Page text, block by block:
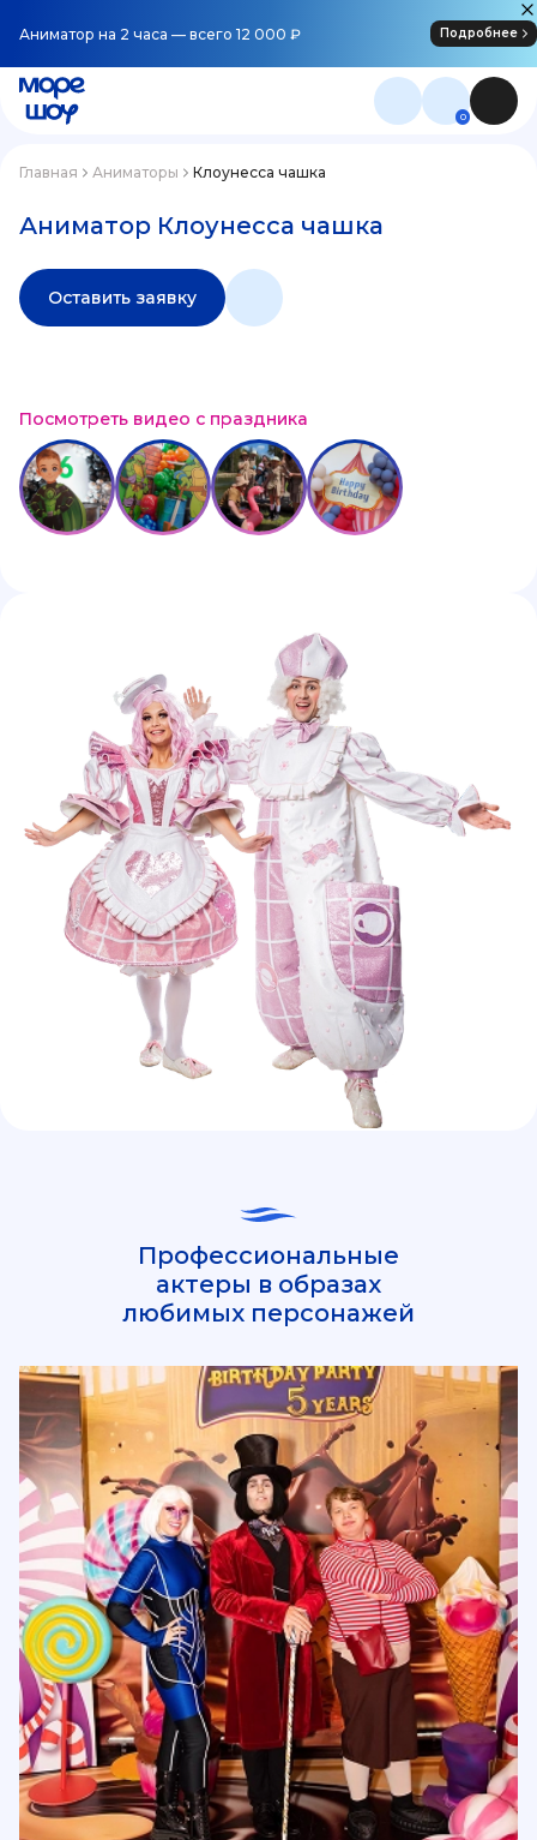
Аниматор на 2 часа — всего 12 000 ₽ Подробнее
0
Главная Аниматоры Клоунесса чашка
Аниматор Клоунесса чашка
Оставить заявку
Посмотреть видео с праздника
Профессиональные
актеры в образах
любимых персонажей